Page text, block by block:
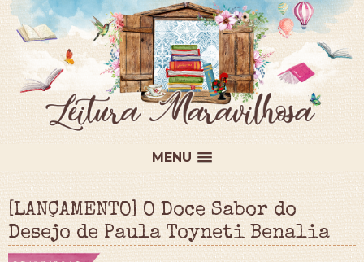
MENU
[LANÇAMENTO] O Doce Sabor do
Desejo de Paula Toyneti Benalia